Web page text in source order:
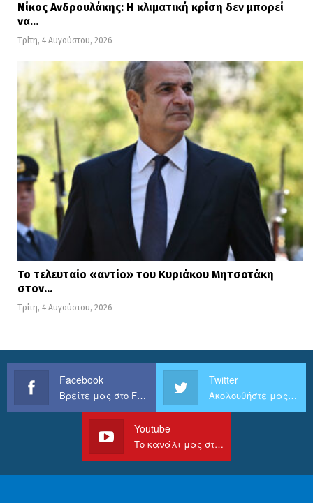
Νίκος Ανδρουλάκης: Η κλιματική κρίση δεν μπορεί
να…
Τρίτη, 4 Αυγούστου, 2026
Το τελευταίο «αντίο» του Κυριάκου Μητσοτάκη
στον…
Τρίτη, 4 Αυγούστου, 2026
Facebook
Βρείτε μας στο Facebook
Twitter
Ακολουθήστε μας στο Twitter
Youtube
Το κανάλι μας στο Youtube